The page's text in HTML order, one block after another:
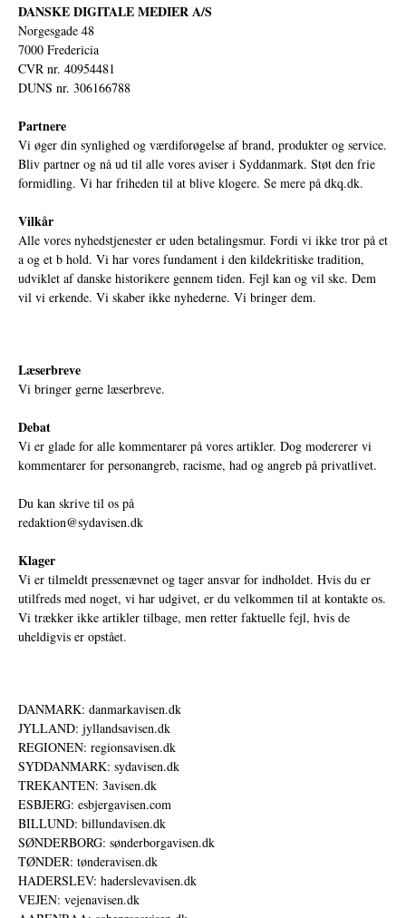
DANSKE DIGITALE MEDIER A/S
Norgesgade 48
7000 Fredericia
CVR nr. 40954481
DUNS nr. 306166788
Partnere
Vi øger din synlighed og værdiforøgelse af brand, produkter og service.
Bliv partner og nå ud til alle vores aviser i Syddanmark. Støt den frie
formidling. Vi har friheden til at blive klogere. Se mere på dkq.dk.
Vilkår
Alle vores nyhedstjenester er uden betalingsmur. Fordi vi ikke tror på et
a og et b hold. Vi har vores fundament i den kildekritiske tradition,
udviklet af danske historikere gennem tiden. Fejl kan og vil ske. Dem
vil vi erkende. Vi skaber ikke nyhederne. Vi bringer dem.
Læserbreve
Vi bringer gerne læserbreve.
Debat
Vi er glade for alle kommentarer på vores artikler. Dog modererer vi
kommentarer for personangreb, racisme, had og angreb på privatlivet.
Du kan skrive til os på
redaktion@sydavisen.dk
Klager
Vi er tilmeldt pressenævnet og tager ansvar for indholdet. Hvis du er
utilfreds med noget, vi har udgivet, er du velkommen til at kontakte os.
Vi trækker ikke artikler tilbage, men retter faktuelle fejl, hvis de
uheldigvis er opstået.
DANMARK: danmarkavisen.dk
JYLLAND: jyllandsavisen.dk
REGIONEN: regionsavisen.dk
SYDDANMARK: sydavisen.dk
TREKANTEN: 3avisen.dk
ESBJERG: esbjergavisen.com
BILLUND: billundavisen.dk
SØNDERBORG: sønderborgavisen.dk
TØNDER: tønderavisen.dk
HADERSLEV: haderslevavisen.dk
VEJEN: vejenavisen.dk